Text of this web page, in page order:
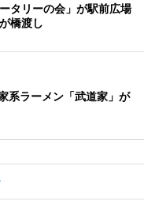
タリーの会」が駅前広場
橋渡し
系ラーメン「武道家」が